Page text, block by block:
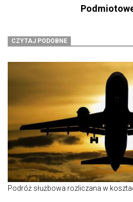
CZYTAJ PODOBNE
Podróż służbowa rozliczana w